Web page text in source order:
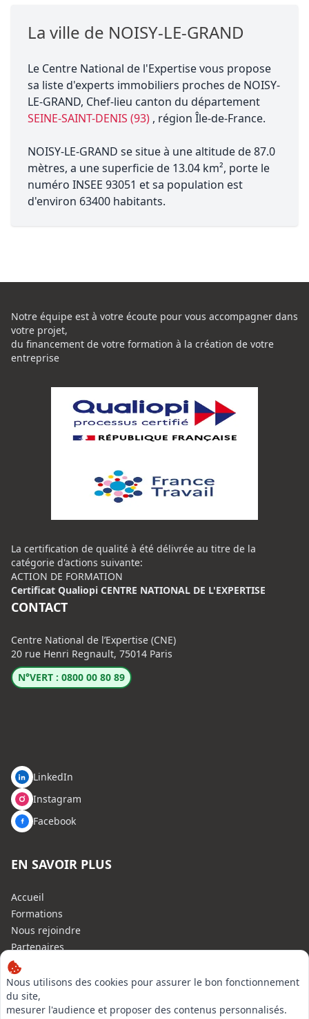
La ville de NOISY-LE-GRAND
Le Centre National de l'Expertise vous propose
sa liste d'experts immobiliers proches de NOISY-
LE-GRAND, Chef-lieu canton du département
SEINE-SAINT-DENIS (93) , région Île-de-France.
NOISY-LE-GRAND se situe à une altitude de 87.0
mètres, a une superficie de 13.04 km², porte le
numéro INSEE 93051 et sa population est
d'environ 63400 habitants.
Nous utilisons des cookies pour assurer le bon fonctionnement
du site,
mesurer l'audience et proposer des contenus personnalisés.
Notre équipe est à votre écoute pour vous accompagner dans
votre projet,
du financement de votre formation à la création de votre
entreprise
La certification de qualité à été délivrée au titre de la
catégorie d'actions suivante:
ACTION DE FORMATION
Certificat Qualiopi CENTRE NATIONAL DE L'EXPERTISE
CONTACT
Centre National de l’Expertise (CNE)
20 rue Henri Regnault, 75014 Paris
N°VERT : 0800 00 80 89
LinkedIn
Instagram
Facebook
EN SAVOIR PLUS
Accueil
Formations
Nous rejoindre
Partenaires
Autres missions
Le C.N.E.
Membre IVSC
Logiciel